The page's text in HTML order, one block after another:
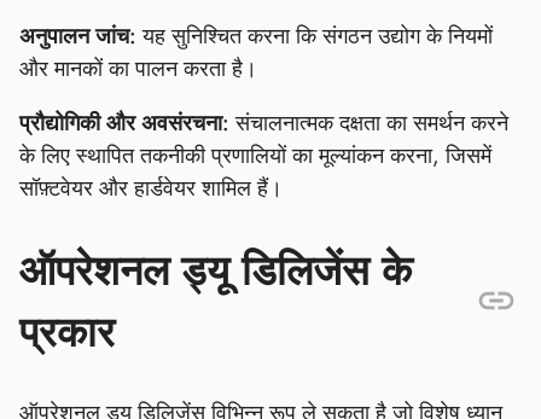
अनुपालन जांच: यह सुनिश्चित करना कि संगठन उद्योग के नियमों
और मानकों का पालन करता है।
प्रौद्योगिकी और अवसंरचना: संचालनात्मक दक्षता का समर्थन करने
के लिए स्थापित तकनीकी प्रणालियों का मूल्यांकन करना, जिसमें
सॉफ़्टवेयर और हार्डवेयर शामिल हैं।
ऑपरेशनल ड्यू डिलिजेंस के
प्रकार
ऑपरेशनल ड्यू डिलिजेंस विभिन्न रूप ले सकता है जो विशेष ध्यान